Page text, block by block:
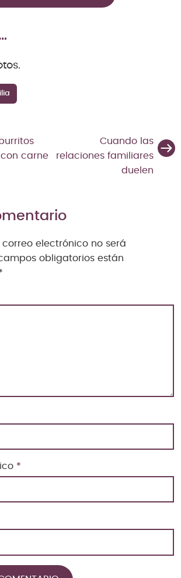
carne
Cuando las
relaciones familiares
duelen
electrónico no será
campos obligatorios están
*